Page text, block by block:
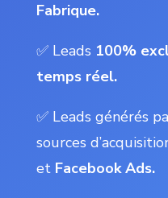
Fabrique.
✅ Leads 100%
temps réel.
✅ Leads générés
sources
et Facebook Ads.